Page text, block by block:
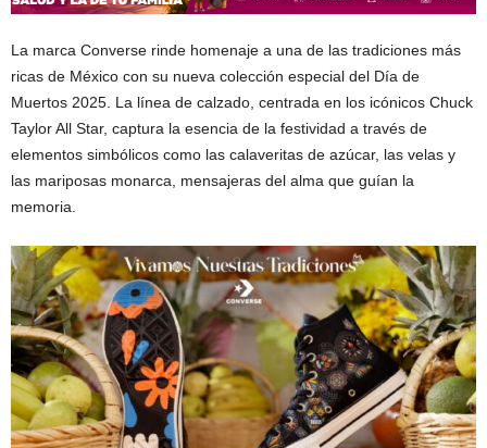
La marca Converse rinde homenaje a una de las tradiciones más
ricas de México con su nueva colección especial del Día de
Muertos 2025. La línea de calzado, centrada en los icónicos Chuck
Taylor All Star, captura la esencia de la festividad a través de
elementos simbólicos como las calaveritas de azúcar, las velas y
las mariposas monarca, mensajeras del alma que guían la
memoria.